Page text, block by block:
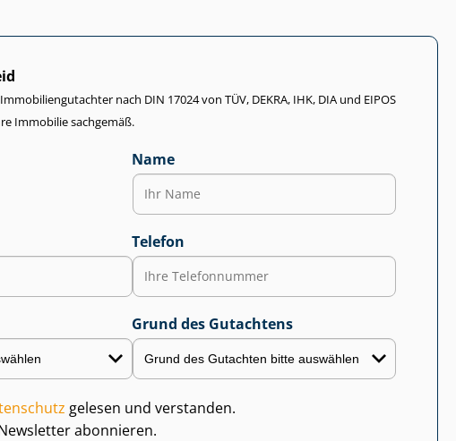
nach DIN 17024 von TÜV, DEKRA, IHK, DIA und EIPOS
Immobilie sachgemäß.
Name
Telefon
Grund des Gutachtens
gelesen und verstanden.
abonnieren.